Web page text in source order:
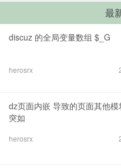
最
discuz 的全局变量数组 $_G
herosrx
dz页面内嵌 导致的页面其他模
突如
herosrx